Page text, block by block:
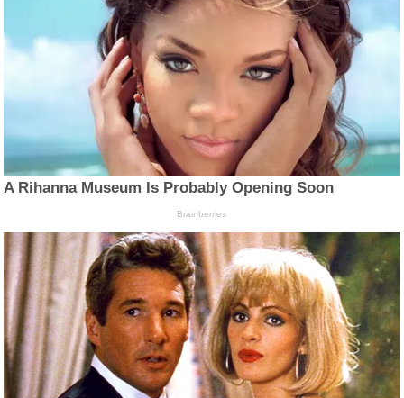
A Rihanna Museum Is Probably Opening Soon
Brainberries